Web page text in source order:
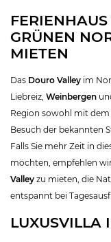
GRÜNEN
MIETEN
Das Douro Valley im
Liebreiz, Weinbergen
Region sowohl mit dem
Besuch der bekannten
Falls Sie mehr Zeit in
möchten, empfehlen
Valley zu mieten, die
entspannt bei
LUXUSVILLA